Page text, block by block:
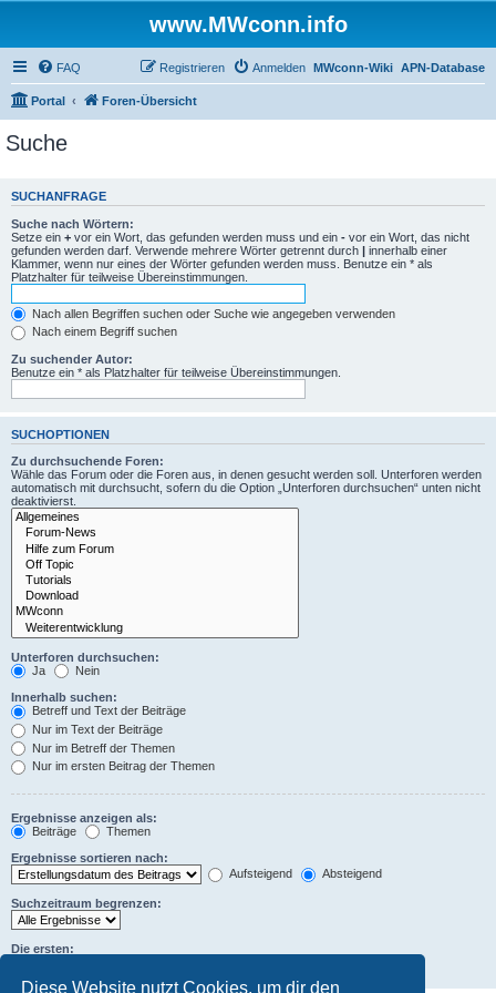
Diese Website nutzt Cookies, um dir den
www.MWconn.info
FAQ APN-Database
MWconn-Wiki
Anmelden
Registrieren
Portal Foren-Übersicht
Suche
SUCHANFRAGE
Suche nach Wörtern:
Setze ein + vor ein Wort, das gefunden werden muss und ein - vor ein Wort, das nicht
gefunden werden darf. Verwende mehrere Wörter getrennt durch | innerhalb einer
Klammer, wenn nur eines der Wörter gefunden werden muss. Benutze ein * als
Platzhalter für teilweise Übereinstimmungen.
Nach allen Begriffen suchen oder Suche wie angegeben verwenden
Nach einem Begriff suchen
Zu suchender Autor:
Benutze ein * als Platzhalter für teilweise Übereinstimmungen.
SUCHOPTIONEN
Zu durchsuchende Foren:
Wähle das Forum oder die Foren aus, in denen gesucht werden soll. Unterforen werden
automatisch mit durchsucht, sofern du die Option „Unterforen durchsuchen“ unten nicht
deaktivierst.
Unterforen durchsuchen:
Ja
Nein
Innerhalb suchen:
Betreff und Text der Beiträge
Nur im Text der Beiträge
Nur im Betreff der Themen
Nur im ersten Beitrag der Themen
Ergebnisse anzeigen als:
Beiträge
Themen
Ergebnisse sortieren nach:
Aufsteigend
Absteigend
Suchzeitraum begrenzen:
Die ersten: